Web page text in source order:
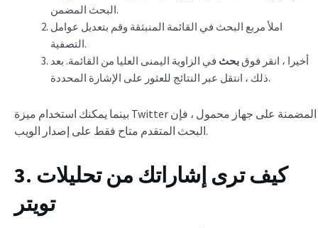
البحث المضمن.
املأ مربع البحث في القائمة المنبثقة وقم بتعديل عوامل
التصفية.
أخيرا ، انقر فوقبحث في الزاوية اليمنى العليا من القائمة. بعد
ذلك ، انتقل عبر النتائج للعثور على الإشارة المحددة.
بينما يمكنك استخدام ميزة Twitter المضمنة على جهاز محمول ، فإن
البحث المتقدم متاح فقط على إصدار الويب.
3. كيف ترى إشاراتك من تحليلات
تويتر